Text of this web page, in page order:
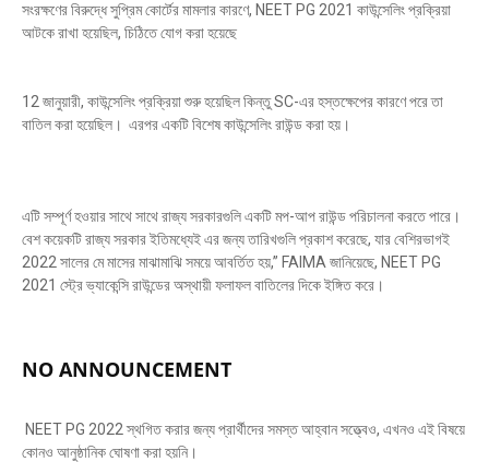
সংরক্ষণের বিরুদ্ধে সুপ্রিম কোর্টের মামলার কারণে, NEET PG 2021 কাউন্সেলিং প্রক্রিয়া
আটকে রাখা হয়েছিল, চিঠিতে যোগ করা হয়েছে
12 জানুয়ারী, কাউন্সেলিং প্রক্রিয়া শুরু হয়েছিল কিন্তু SC-এর হস্তক্ষেপের কারণে পরে তা
বাতিল করা হয়েছিল। এরপর একটি বিশেষ কাউন্সেলিং রাউন্ড করা হয়।
এটি সম্পূর্ণ হওয়ার সাথে সাথে রাজ্য সরকারগুলি একটি মপ-আপ রাউন্ড পরিচালনা করতে পারে।
বেশ কয়েকটি রাজ্য সরকার ইতিমধ্যেই এর জন্য তারিখগুলি প্রকাশ করেছে, যার বেশিরভাগই
2022 সালের মে মাসের মাঝামাঝি সময়ে আবর্তিত হয়,” FAIMA জানিয়েছে, NEET PG
2021 স্ট্রে ভ্যাকেন্সি রাউন্ডের অস্থায়ী ফলাফল বাতিলের দিকে ইঙ্গিত করে।
NO ANNOUNCEMENT
NEET PG 2022 স্থগিত করার জন্য প্রার্থীদের সমস্ত আহ্বান সত্ত্বেও, এখনও এই বিষয়ে
কোনও আনুষ্ঠানিক ঘোষণা করা হয়নি।